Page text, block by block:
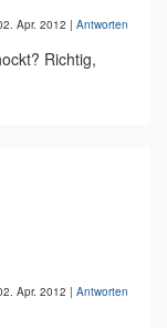
Apr. 2012 | Antworten
Richtig,
Apr. 2012 | Antworten